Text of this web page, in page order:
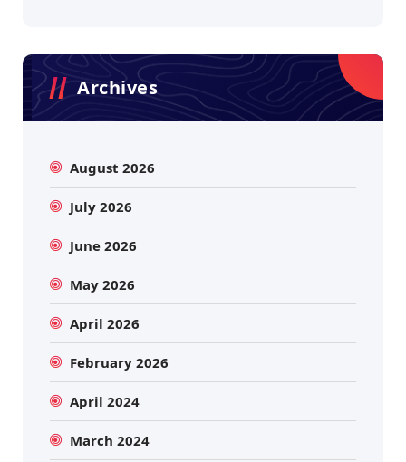
Archives
August 2026
July 2026
June 2026
May 2026
April 2026
February 2026
April 2024
March 2024